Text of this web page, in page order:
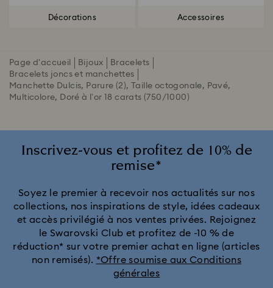
Décorations Accessoires
Page d'accueil Bijoux
Bracelets
Bracelets joncs et manchettes
Manchette Dulcis, Parure (2), Taille octogonale, Pavé,
Multicolore, Doré à l’or 18 carats (750/1000)
Inscrivez-vous et profitez de 10% de
remise*
Soyez le premier à recevoir nos actualités sur nos
collections, nos inspirations de style, idées cadeaux
et accès privilégié à nos ventes privées. Rejoignez
le Swarovski Club et profitez de -10 % de
réduction* sur votre premier achat en ligne (articles
non remisés). *Offre soumise aux Conditions
générales